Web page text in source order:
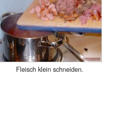
Fleisch klein schneiden.